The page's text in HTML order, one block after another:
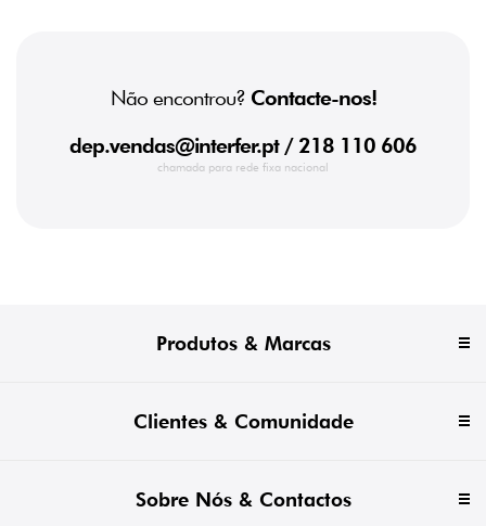
Não encontrou? Contacte-nos!
dep.vendas@interfer.pt/ 218 110 606
chamada para rede fixa nacional
Produtos & Marcas
Clientes & Comunidade
Sobre Nós & Contactos